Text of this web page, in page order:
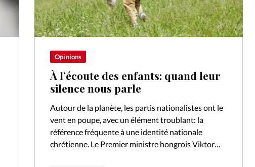
Opinions
À l’écoute des enfants: quand leur
silence nous parle
Autour de la planète, les partis nationalistes ont le
vent en poupe, avec un élément troublant: la
référence fréquente à une identité nationale
chrétienne. Le Premier ministre hongrois Viktor